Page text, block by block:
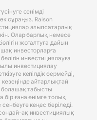
сенімді
сұраңыз. Raison
алыпсатарлық
Олар барлық немесе
жоғалтуға дайын
инвесторларға
бөлігін инвестициялауға
инвестициялау
кепілдік бермейді,
айтарлықтай
болашақ табысты
ғана өнімге толық
кеңес беріледі.
ақ инвестициялық